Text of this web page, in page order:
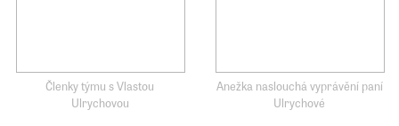
Členky týmu s Vlastou
Ulrychovou
Anežka naslouchá vyprávění paní
Ulrychové